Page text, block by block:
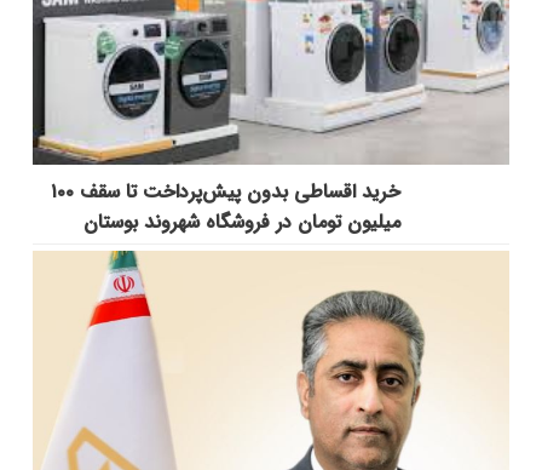
خرید اقساطی بدون پیش‌پرداخت تا سقف ۱۰۰
میلیون تومان در فروشگاه شهروند بوستان